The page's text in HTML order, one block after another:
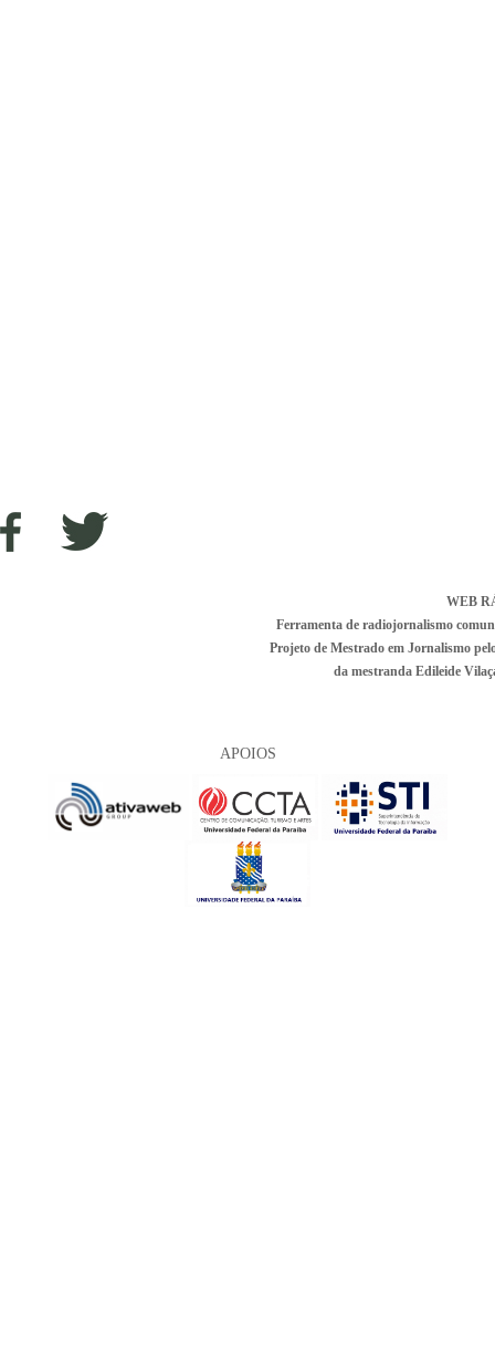
WEB
Ferramenta de radiojornalismo
Projeto de Mestrado em Jornalismo
da mestranda Edileide
APOIOS